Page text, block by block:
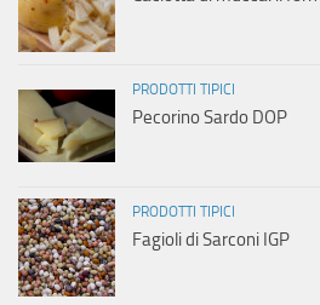
PRODOTTI TIPICI
Pecorino Sardo DOP
PRODOTTI TIPICI
Fagioli di Sarconi IGP